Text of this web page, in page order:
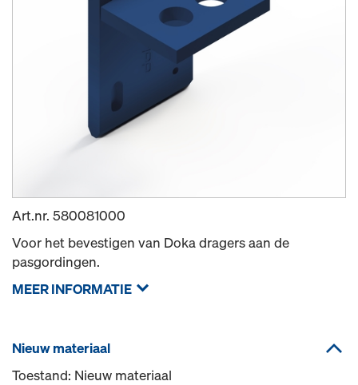
Art.nr. 580081000
Voor het bevestigen van Doka dragers aan de
pasgordingen.
MEER INFORMATIE
Nieuw materiaal
Toestand: Nieuw materiaal